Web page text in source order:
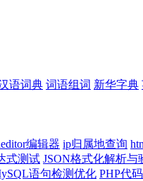
语词典 词语组词 新华字典
编辑器 ip归属地查询
式测试 JSON格式化解析与
语句检测优化 PHP代